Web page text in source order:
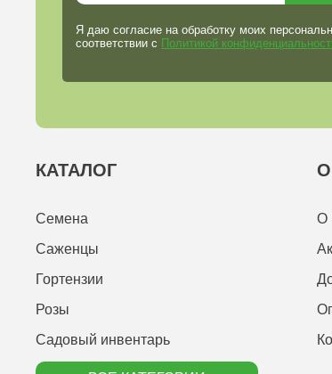
Я даю согласие на обработку моих
соответствии с Политикой
КАТАЛОГ
Семена
Саженцы
Гортензии
Розы
Садовый инвентарь
О